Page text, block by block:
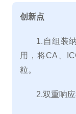
创新点
1. 自组装
用，将CA
粒。
2.双重响应